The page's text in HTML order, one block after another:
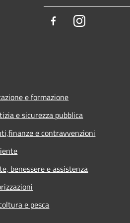
FacebookInstagram
e formazione
e sicurezza pubblica
e contravvenzioni
benessere e assistenza
e pesca